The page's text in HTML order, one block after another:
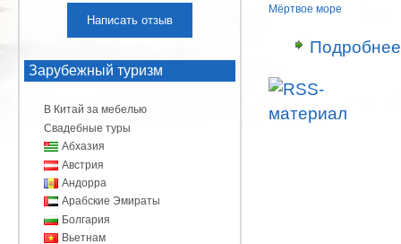
Мёртвое море
Подробнее
Написать отзыв
Зарубежный туризм
В Китай за мебелью
Свадебные туры
Абхазия
Австрия
Андорра
Арабские Эмираты
Болгария
Вьетнам